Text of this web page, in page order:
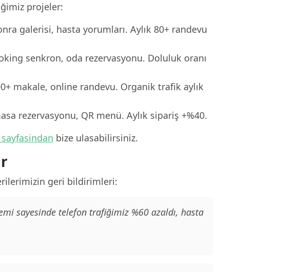
projeler:
galerisi, hasta yorumları. Aylık 80+ randevu
senkron, oda rezervasyonu. Doluluk oranı
makale, online randevu. Organik trafik aylık
rezervasyonu, QR menü. Aylık sipariş +%40.
bize ulasabilirsiniz.
geri bildirimleri:
sayesinde telefon trafiğimiz %60 azaldı, hasta